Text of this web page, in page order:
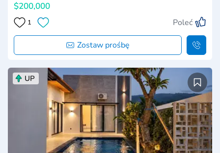
$200,000
1 Poleć
Zostaw prośbę
UP